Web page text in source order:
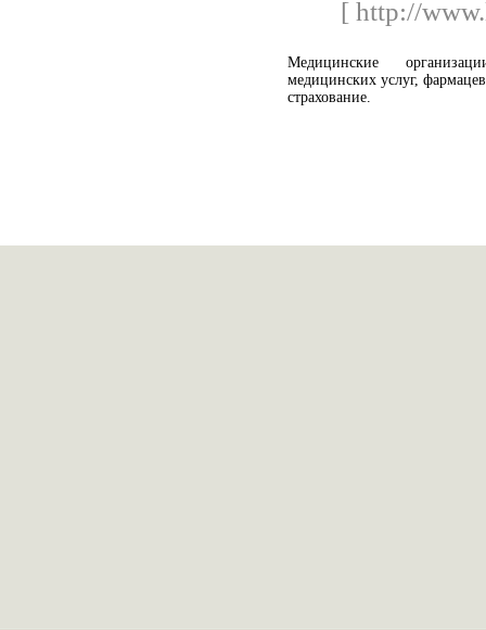
[ http://
Медицинские
медицинских услуг,
страхование.